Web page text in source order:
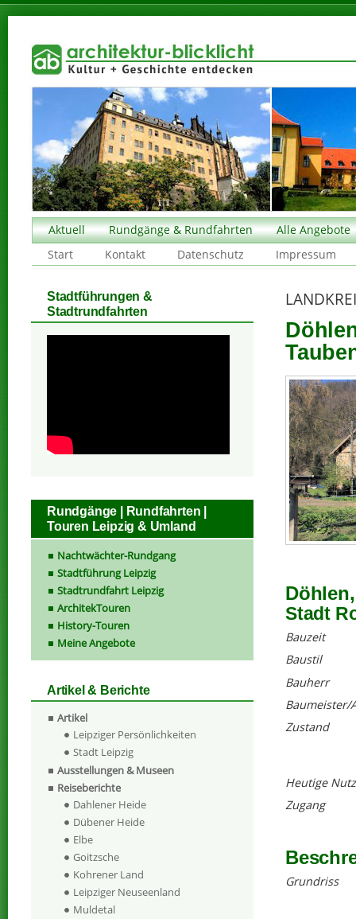
Aktuell Rundgänge & Rundfahrten
Alle Angebote
Start
Kontakt Datenschutz Impressum
Stadt
Bauzeit
Baustil
Bauherr
Baumeister/
Zustand
Heutige
Zugang
Grundriss
Stadtführungen &
Stadtrundfahrten
Rundgänge | Rundfahrten |
Touren Leipzig & Umland
Nachtwächter-Rundgang
Stadtführung Leipzig
Stadtrundfahrt Leipzig
ArchitekTouren
History-Touren
Meine Angebote
Artikel & Berichte
Artikel
Leipziger Persönlichkeiten
Stadt Leipzig
Ausstellungen & Museen
Reiseberichte
Dahlener Heide
Dübener Heide
Elbe
Goitzsche
Kohrener Land
Leipziger Neuseenland
Muldetal